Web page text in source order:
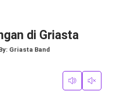
di Griasta
Griasta Band